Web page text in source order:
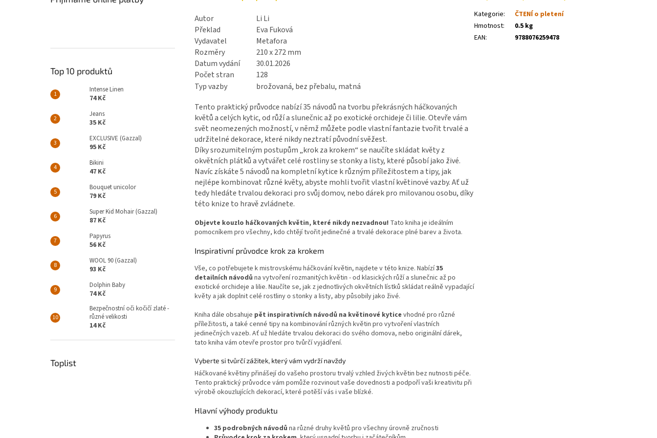
Top 10 produktů
Intense Linen
74 Kč
Jeans
35 Kč
EXCLUSIVE (Gazzal)
95 Kč
Bikini
47 Kč
Bouquet unicolor
79 Kč
Super Kid Mohair (Gazzal)
87 Kč
Papyrus
56 Kč
WOOL 90 (Gazzal)
93 Kč
Dolphin Baby
74 Kč
Bezpečnostní oči kočičí zlaté -
různé velikosti
14 Kč
Toplist
Autor
Li Li
Překlad
Eva Fuková
Vydavatel
Metafora
Rozměry
210 x 272 mm
Datum vydání
30.01.2026
Počet stran
128
Typ vazby
brožovaná, bez přebalu, matná
Tento praktický průvodce nabízí 35 návodů na tvorbu překrásných háčkovaných
květů a celých kytic, od růží a slunečnic až po exotické orchideje či lilie. Otevře vám
svět neomezených možností, v němž můžete podle vlastní fantazie tvořit trvalé a
udržitelné dekorace, které nikdy neztratí původní svěžest.
Díky srozumitelným postupům „krok za krokem“ se naučíte skládat květy z
okvětních plátků a vytvářet celé rostliny se stonky a listy, které působí jako živé.
Navíc získáte 5 návodů na kompletní kytice k různým příležitostem a tipy, jak
nejlépe kombinovat různé květy, abyste mohli tvořit vlastní květinové vazby. Ať už
tedy hledáte trvalou dekoraci pro svůj domov, nebo dárek pro milovanou osobu, díky
této knize to hravě zvládnete.
Objevte kouzlo háčkovaných květin, které nikdy nezvadnou! Tato kniha je ideálním
pomocníkem pro všechny, kdo chtějí tvořit jedinečné a trvalé dekorace plné barev a života.
Inspirativní průvodce krok za krokem
Vše, co potřebujete k mistrovskému háčkování květin, najdete v této knize. Nabízí35
detailních návodů na vytvoření rozmanitých květin - od klasických růží a slunečnic až po
exotické orchideje a lilie. Naučíte se, jak z jednotlivých okvětních lístků skládat reálně vypadající
květy a jak doplnit celé rostliny o stonky a listy, aby působily jako živé.
Kniha dále obsahuje pět inspirativních návodů na květinové kytice vhodné pro různé
příležitosti, a také cenné tipy na kombinování různých květin pro vytvoření vlastních
jedinečných vazeb. Ať už hledáte trvalou dekoraci do svého domova, nebo originální dárek,
tato kniha vám otevře prostor pro tvůrčí vyjádření.
Vyberte si tvůrčí zážitek, který vám vydrží navždy
Háčkované květiny přinášejí do vašeho prostoru trvalý vzhled živých květin bez nutnosti péče.
Tento praktický průvodce vám pomůže rozvinout vaše dovednosti a podpoří vaši kreativitu při
výrobě okouzlujících dekorací, které potěší vás i vaše blízké.
Hlavní výhody produktu
35 podrobných návodů na různé druhy květů pro všechny úrovně zručnosti
Kategorie:
ČTENÍ o pletení
Hmotnost:
0.5 kg
EAN: 9788076259478